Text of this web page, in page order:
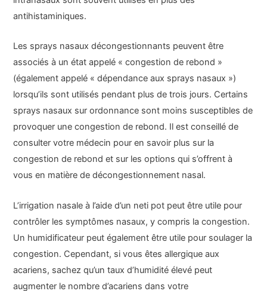
antihistaminiques.
Les sprays nasaux décongestionnants peuvent être
associés à un état appelé « congestion de rebond »
(également appelé « dépendance aux sprays nasaux »)
lorsqu’ils sont utilisés pendant plus de trois jours. Certains
sprays nasaux sur ordonnance sont moins susceptibles de
provoquer une congestion de rebond. Il est conseillé de
consulter votre médecin pour en savoir plus sur la
congestion de rebond et sur les options qui s’offrent à
vous en matière de décongestionnement nasal.
L’irrigation nasale à l’aide d’un neti pot peut être utile pour
contrôler les symptômes nasaux, y compris la congestion.
Un humidificateur peut également être utile pour soulager la
congestion. Cependant, si vous êtes allergique aux
acariens, sachez qu’un taux d’humidité élevé peut
augmenter le nombre d’acariens dans votre